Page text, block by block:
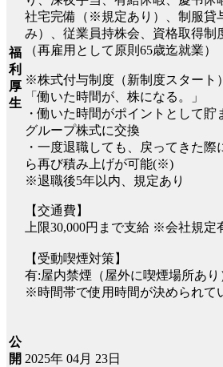
福
利
厚
生
社宅完備（※規定あり）、制服貸
み）、従業員持株会、資格取得制
（再雇用として原則65歳迄就業）
※株式付与制度（新制度スタート）
「働いた時間が、株になる。」
・働いた時間がポイントとして
グループ株式に交換
・一度退職しても、戻ってきた
ら再び積み上げが可能(※)
※退職後5年以内、規定あり
【交通費】
上限30,000円まで支給 ※会社規定
【受動喫煙対策】
有:屋内禁煙（屋外に喫煙場所あり
※時間帯で使用時間が決められて
公
開 2025年 04月 23日